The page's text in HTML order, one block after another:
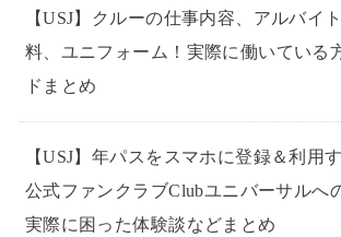
【USJ】クルーの仕事内容、アルバイ
料、ユニフォーム！実際に働いている
ドまとめ
【USJ】年パスをスマホに登録＆利用
公式ファンクラブClubユニバーサルへ
実際に困った体験談などまとめ